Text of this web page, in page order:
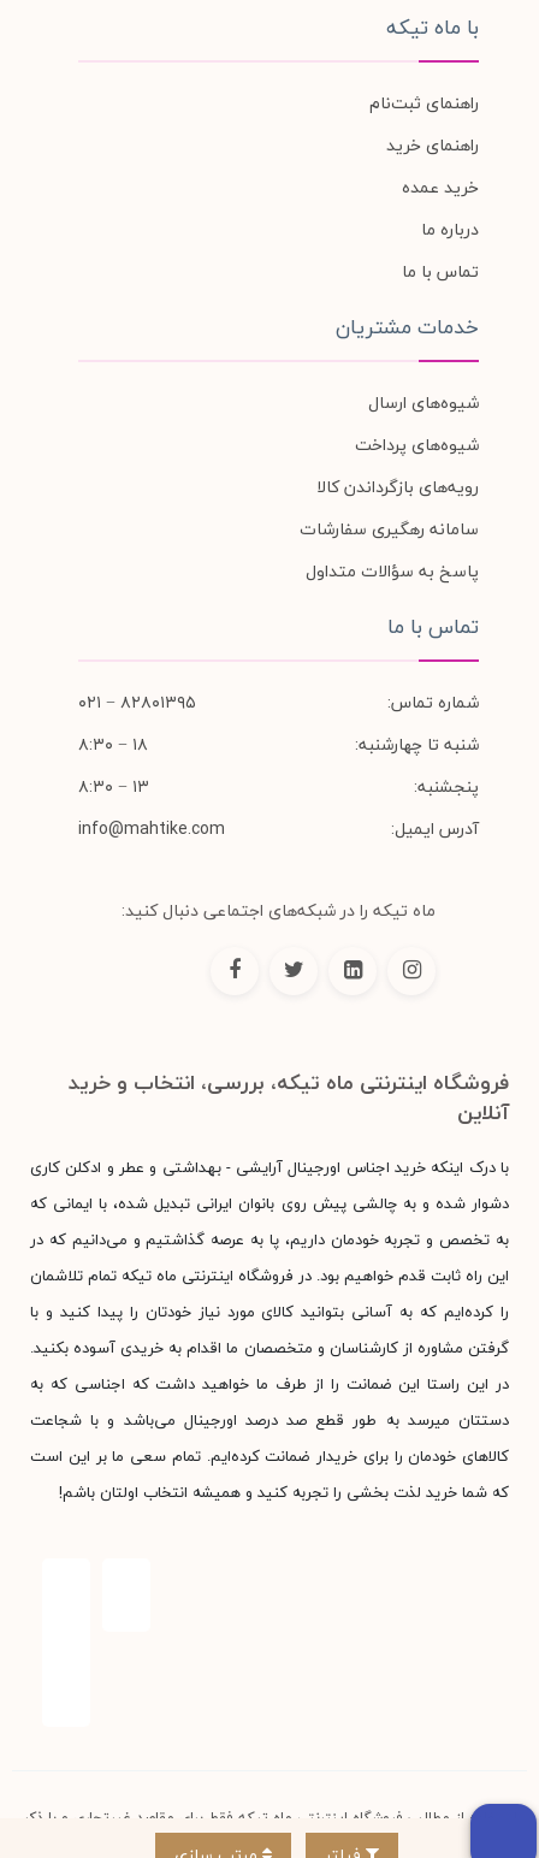
با ماه تیکه
راهنمای ثبت‌نام
راهنمای خرید
خرید عمده
درباره ما
تماس با ما
خدمات مشتریان
شیوه‌های ارسال
شیوه‌های پرداخت
رویه‌های بازگرداندن کالا
سامانه رهگیری سفارشات
پاسخ به سؤالات متداول
تماس با ما
شماره تماس:
۸۲۸۰۱۳۹۵ − ۰۲۱
شنبه تا چهارشنبه:
۱۸ − ۸:۳۰
پنجشنبه:
۱۳ − ۸:۳۰
آدرس ایمیل:
info@mahtike.com
ماه تیکه را در شبکه‌های اجتماعی دنبال کنید:
فروشگاه اینترنتی ماه تیکه، بررسی، انتخاب و خرید
آنلاین
با درک اینکه خرید اجناس اورجینال آرایشی - بهداشتی و عطر و ادکلن کاری
دشوار شده و به چالشی پیش روی بانوان ایرانی تبدیل شده، با ایمانی که
به تخصص و تجربه خودمان داریم، پا به عرصه گذاشتیم و می‌دانیم که در
این راه ثابت قدم خواهیم بود. در فروشگاه اینترنتی ماه تیکه تمام تلاشمان
را کرده‌ایم که به آسانی بتوانید کالای مورد نیاز خودتان را پیدا کنید و با
گرفتن مشاوره از کارشناسان و متخصصان ما اقدام به خریدی آسوده بکنید.
در این راستا این ضمانت را از طرف ما خواهید داشت که اجناسی که به
دستتان میرسد به طور قطع صد درصد اورجینال می‌باشد و با شجاعت
کالاهای خودمان را برای خریدار ضمانت کرده‌ایم. تمام سعی ما بر این است
که شما خرید لذت بخشی را تجربه کنید و همیشه انتخاب اولتان باشم!
استفاده از مطالب فروشگاه اینترنتی ماه تیکه فقط برای مقاصد غیرتجاری و با ذکر
منبع بلامانع است. کلیه حقوق این سایت متعلق به فروشگاه آنلاین ماه تیکه